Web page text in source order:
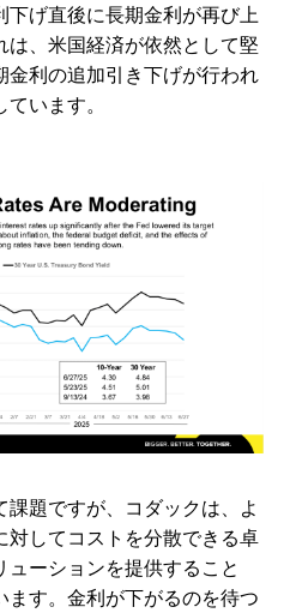
げ直後に長期金利が再び上
、米国経済が依然として堅
金利の追加引き下げが行われ
います。
題ですが、コダックは、よ
対してコストを分散できる卓
ーションを提供すること
ます。金利が下がるのを待つ